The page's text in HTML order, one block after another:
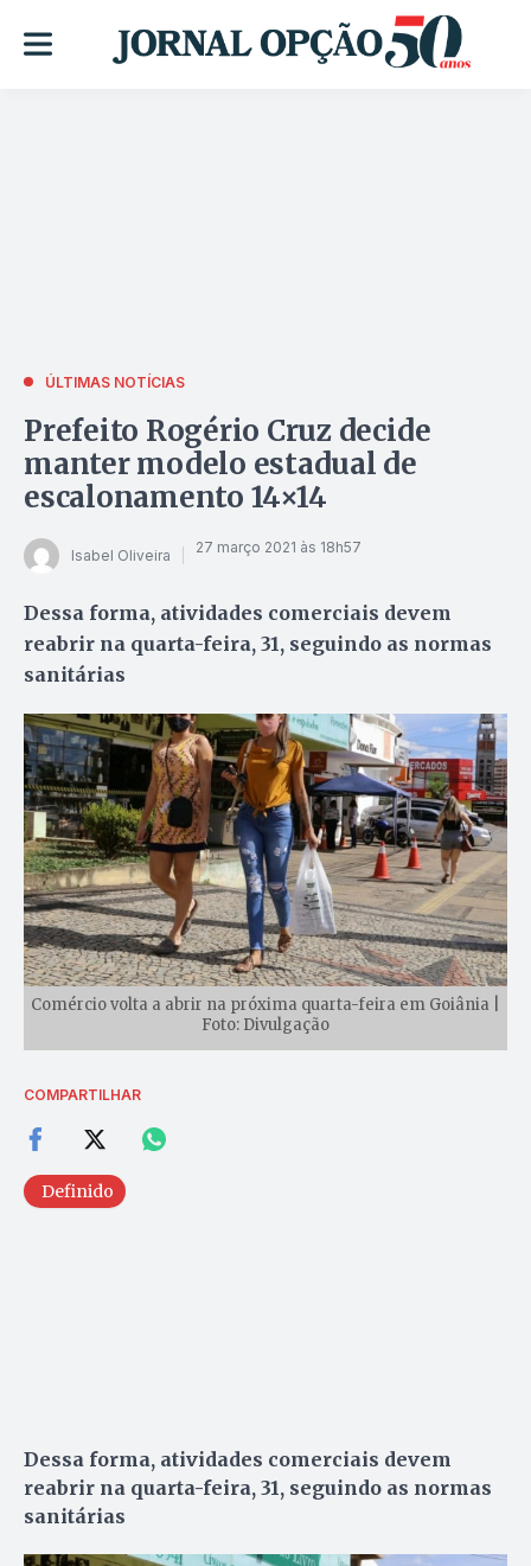
ÚLTIMAS NOTÍCIAS
Prefeito Rogério Cruz decide
manter modelo estadual de
escalonamento 14×14
Isabel Oliveira 27 março 2021 às 18h57
Dessa forma, atividades comerciais devem
reabrir na quarta-feira, 31, seguindo as normas
sanitárias
Comércio volta a abrir na próxima quarta-feira em Goiânia |
Foto: Divulgação
COMPARTILHAR
Definido
Dessa forma, atividades comerciais devem
reabrir na quarta-feira, 31, seguindo as normas
sanitárias